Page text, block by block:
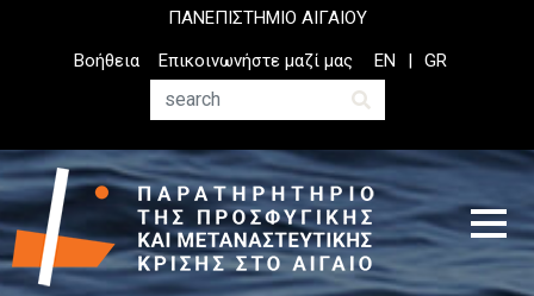
ΠΑΝΕΠΙΣΤΗΜΙΟ ΑΙΓΑΙΟΥ
Top
Header
Βοήθεια
Επικοινωνήστε μαζί μας
Αναζήτηση
EN GR